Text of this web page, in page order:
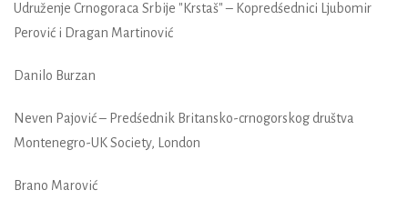
Udruženje Crnogoraca Srbije "Krstaš" – Kopredśednici Ljubomir
Perović i Dragan Martinović
Danilo Burzan
Neven Pajović – Predśednik Britansko-crnogorskog društva
Montenegro-UK Society, London
Brano Marović